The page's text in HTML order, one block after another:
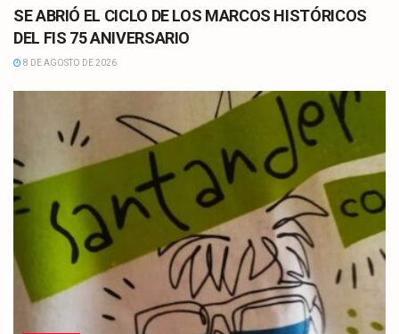
SE ABRIÓ EL CICLO DE LOS MARCOS HISTÓRICOS
DEL FIS 75 ANIVERSARIO
8 DE AGOSTO DE 2026